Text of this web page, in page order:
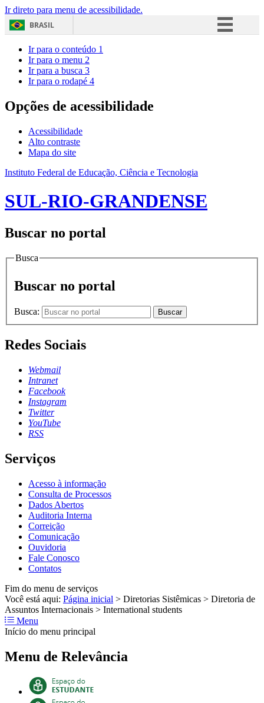
Ir direto para menu de acessibilidade.
BRASIL
Acesso à informação
Ir para o conteúdo 1
Ir para o menu 2
Ir para a busca 3
Ir para o rodapé 4
Opções de acessibilidade
Acessibilidade
Alto contraste
Mapa do site
Instituto Federal de Educação, Ciência e Tecnologia
SUL-RIO-GRANDENSE
Buscar no portal
Busca
Buscar no portal
Busca: Buscar
Redes Sociais
Webmail
Intranet
Facebook
Instagram
Twitter
YouTube
RSS
Serviços
Acesso à informação
Consulta de Processos
Dados Abertos
Auditoria Interna
Correição
Comunicação
Ouvidoria
Fale Conosco
Contatos
Fim do menu de serviços
Você está aqui: Página inicial > Diretorias Sistêmicas > Diretoria de
Assuntos Internacionais > International students
Menu
Início do menu principal
Menu de Relevância